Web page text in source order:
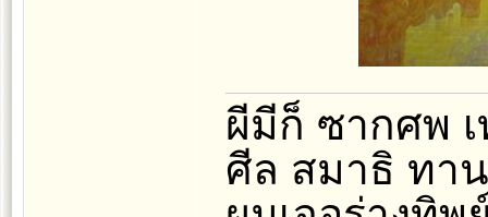
ผีมีก็ ซากศพ
ศีล สมาธิ ทาน